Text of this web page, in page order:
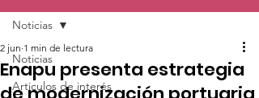
Noticias
Articulos de interés
Noticias
Enapu presenta estrategia
2 jun 1 min de lectura